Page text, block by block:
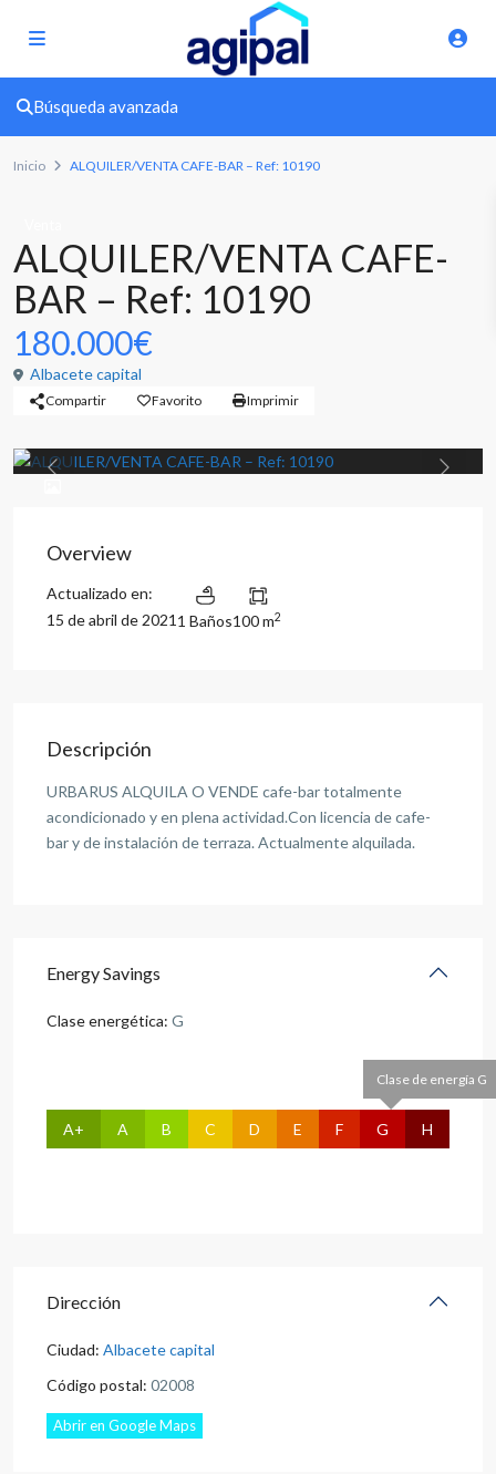
Búsqueda avanzada
Inicio ALQUILER/VENTA CAFE-BAR – Ref: 10190
ALQUILER/VENTA CAFE-
BAR – Ref: 10190
180.000€
Albacete capital
Compartir Favorito Imprimir
Previous
Overview
Actualizado en:
15 de abril de 20211 Baños100 m2
Descripción
URBARUS ALQUILA O VENDE cafe-bar totalmente
acondicionado y en plena actividad.Con licencia de cafe-
bar y de instalación de terraza. Actualmente alquilada.
Energy Savings
Clase energética: G
A+ A B C D E F
Clase de energía G
G H
Dirección
Ciudad: Albacete capital
Código postal: 02008
Abrir en Google Maps